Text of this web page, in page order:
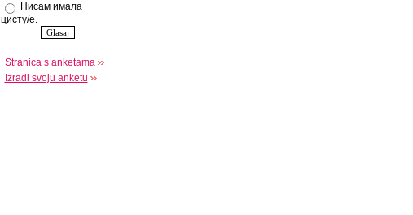
Нисам имала
цисту/е.
Stranica s anketama
Izradi svoju anketu